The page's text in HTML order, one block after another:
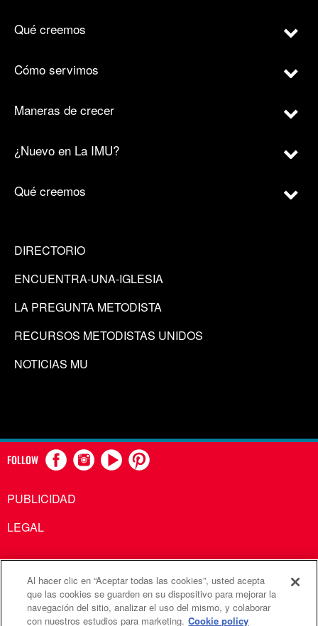
Qué creemos
Cómo servimos
Maneras de crecer
¿Nuevo en La IMU?
Qué creemos
DIRECTORIO
ENCUENTRA-UNA-IGLESIA
LA PREGUNTA METODISTA
RECURSOS METODISTAS UNIDOS
NOTICIAS MU
FOLLOW
PUBLICIDAD
LEGAL
Comunicaciones Metodistas Unidas es una agencia de la
Iglesia Metodista Unida
Al hacer clic en “Aceptar todas las cookies”, usted acepta
que las cookies se guarden en su dispositivo para mejorar la
navegación del sitio, analizar el uso del mismo, y colaborar
con nuestros estudios para marketing. Cookie policy